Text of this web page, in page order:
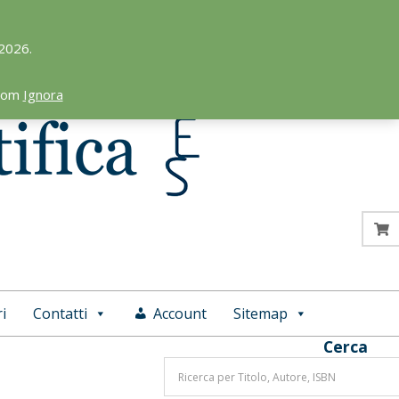
Ignora
Contatti Account Sitemap
Cerca